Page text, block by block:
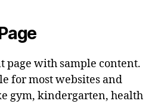
page with sample content.
for most websites and
gym, kindergarten, health